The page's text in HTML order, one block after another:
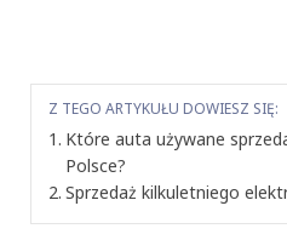
Z TEGO ARTYKUŁU DOWIESZ SIĘ:
Które auta używane
Polsce?
Sprzedaż kilkuletniego